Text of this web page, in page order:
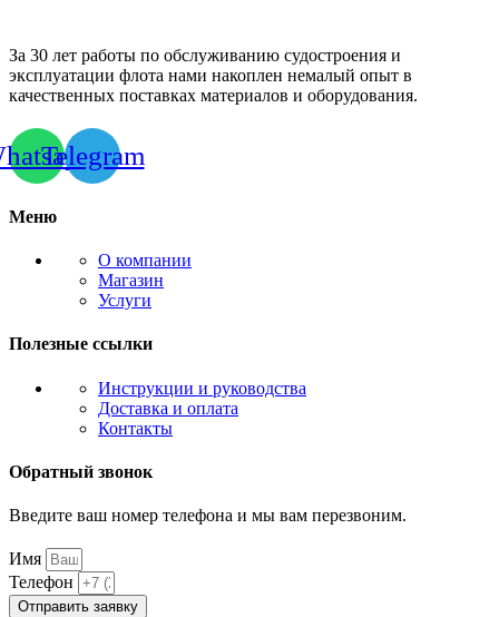
За 30 лет работы по обслуживанию судостроения и
эксплуатации флота нами накоплен немалый опыт в
качественных поставках материалов и оборудования.
Telegram
Меню
О компании
Магазин
Услуги
Полезные ссылки
Инструкции и руководства
Доставка и оплата
Контакты
Обратный звонок
Введите ваш номер телефона и мы вам перезвоним.
Имя
Телефон
Отправить заявку